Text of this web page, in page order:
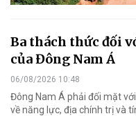
Ba thách thức đối
của Đông Nam Á
06/08/2026 10:48
Đông Nam Á phải đối mặt
về năng lực, địa chính trị và